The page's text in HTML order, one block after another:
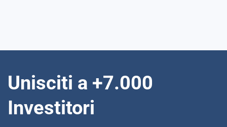
Unisciti a +7.000
Investitori